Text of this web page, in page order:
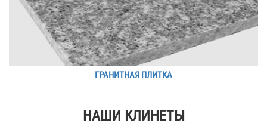
ГРАНИТНАЯ ПЛИТКА
НАШИ КЛИНЕТЫ